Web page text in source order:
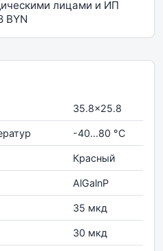
лицами и ИП
BYN
35.8x25.8
-40...80 °С
Красный
AlGalnP
35 мкд
30 мкд